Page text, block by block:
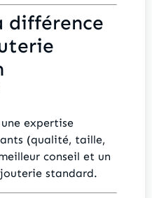
différence
expertise
(qualité, taille,
conseil et un
standard.